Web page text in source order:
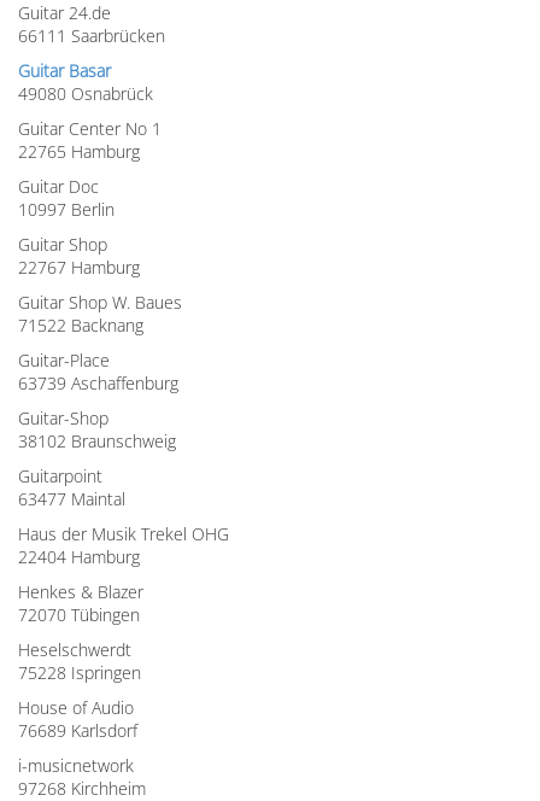
Guitar 24.de
66111 Saarbrücken
Guitar Basar
49080 Osnabrück
Guitar Center No 1
22765 Hamburg
Guitar Doc
10997 Berlin
Guitar Shop
22767 Hamburg
Guitar Shop W. Baues
71522 Backnang
Guitar-Place
63739 Aschaffenburg
Guitar-Shop
38102 Braunschweig
Guitarpoint
63477 Maintal
Haus der Musik Trekel OHG
22404 Hamburg
Henkes & Blazer
72070 Tübingen
Heselschwerdt
75228 Ispringen
House of Audio
76689 Karlsdorf
i-musicnetwork
97268 Kirchheim